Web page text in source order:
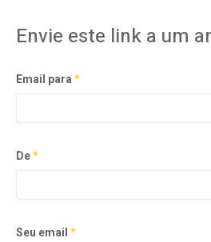
Envie este link a um
Email para*
De*
Seu email*